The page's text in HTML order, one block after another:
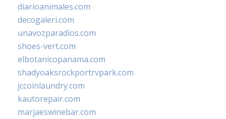
diarioanimales.com
decogaleri.com
unavozparadios.com
shoes-vert.com
elbotanicopanama.com
shadyoaksrockportrvpark.com
jccoinlaundry.com
kautorepair.com
marjaeswinebar.com